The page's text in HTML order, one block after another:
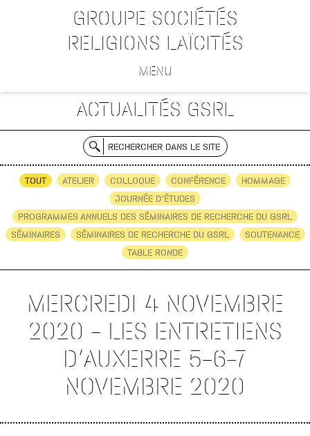
GROUPE SOCIÉTÉS
RELIGIONS LAÏCITÉS
MENU
ACTUALITÉS GSRL
RECHERCHER DANS LE SITE
TOUT ATELIER COLLOQUE CONFÉRENCE
HOMMAGE
JOURNÉE D'ÉTUDES
PROGRAMMES ANNUELS DES SÉMINAIRES DE RECHERCHE DU GSRL
SÉMINAIRES
SÉMINAIRES DE RECHERCHE DU GSRL
SOUTENANCE
TABLE RONDE
MERCREDI 4 NOVEMBRE
2020 – LES ENTRETIENS
D’AUXERRE 5-6-7
NOVEMBRE 2020